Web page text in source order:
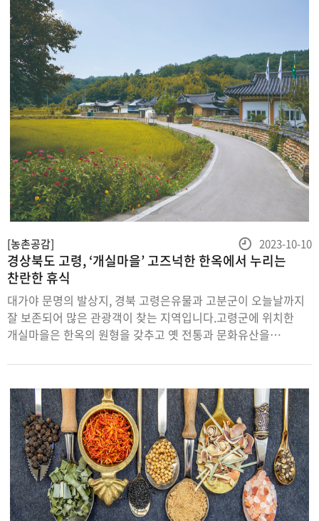
경상북도 고령, ‘개실마을’ 고즈넉한 한옥에서 누리는
찬란한 휴식
대가야 문명의 발상지, 경북 고령은유물과 고분군이 오늘날까지
잘 보존되어 많은 관광객이 찾는 지역입니다.고령군에 위치한
개실마을은 한옥의 원형을 갖추고 옛 전통과 문화유산을
잠시 멈추는 곳,개실마을에서 가을의 정취를 느껴봅니다.370년
고택의 기품과 여유충청도
[농촌공감]
등
록
2023-10-10